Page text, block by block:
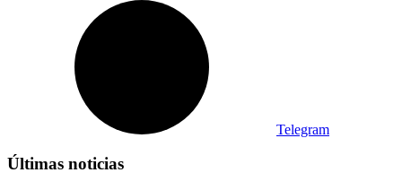
Telegram
Últimas noticias